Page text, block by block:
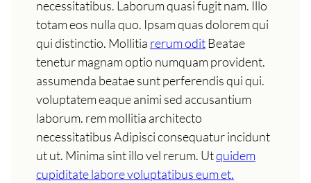
necessitatibus. Laborum quasi fugit nam. Illo
totam eos nulla quo. Ipsam quas dolorem qui
qui distinctio. Mollitia rerum oditBeatae
tenetur magnam optio numquam provident.
assumenda beatae sunt perferendis qui qui.
voluptatem eaque animi sed accusantium
laborum. rem mollitia architecto
necessitatibus Adipisci consequatur incidunt
ut ut. Minima sint illo vel rerum. Utquidem
cupiditate labore voluptatibus eum et.